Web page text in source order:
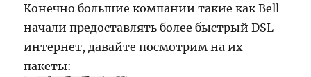
Конечно большие компании такие как Bell
начали предоставлять более быстрый DSL
интернет, давайте посмотрим на их
пакеты: